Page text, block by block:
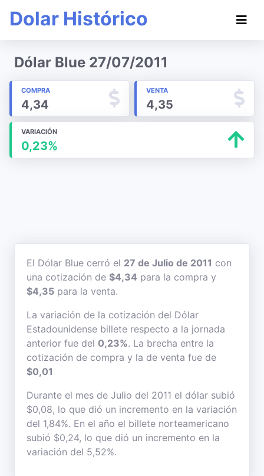
Dolar Histórico
Dólar Blue 27/07/2011
COMPRA
4,34
VENTA
4,35
VARIACIÓN
0,23%
El Dólar Blue cerró el 27 de Julio de 2011 con
una cotización de $4,34 para la compra y
$4,35 para la venta.
La variación de la cotización del Dólar
Estadounidense billete respecto a la jornada
anterior fue del 0,23%. La brecha entre la
cotización de compra y la de venta fue de
$0,01
Durante el mes de Julio del 2011 el dólar subió
$0,08, lo que dió un incremento en la variación
del 1,84%. En el año el billete norteamericano
subió $0,24, lo que dió un incremento en la
variación del 5,52%.